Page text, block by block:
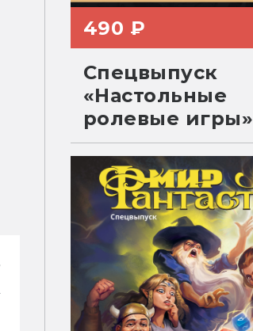
490 ₽
Спецвыпуск
«Настольные
ролевые игры»